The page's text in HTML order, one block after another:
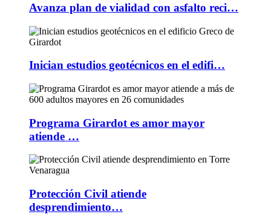
Avanza plan de vialidad con asfalto reci…
Inician estudios geotécnicos en el edifi…
Programa Girardot es amor mayor
atiende …
Protección Civil atiende
desprendimiento…